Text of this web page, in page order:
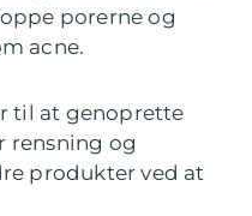
porerne og
acne.
til at genoprette
rensning og
produkter ved at